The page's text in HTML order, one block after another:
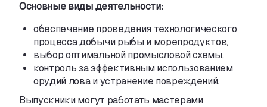
Основные виды деятельности:
обеспечение проведения технологического
процесса добычи рыбы и морепродуктов,
выбор оптимальной промысловой схемы,
контроль за эффективным использованием
орудий лова и устранение повреждений.
Выпускники могут работать мастерами